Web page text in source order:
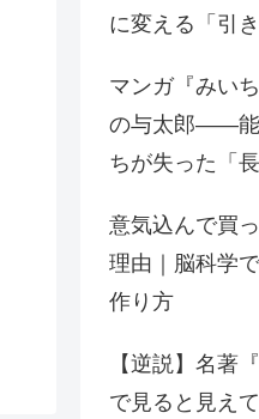
に変える「引
マンガ『みい
の与太郎——能
ちが失った「
意気込んで買
理由｜脳科学
作り方
【逆説】名著
で見ると見え